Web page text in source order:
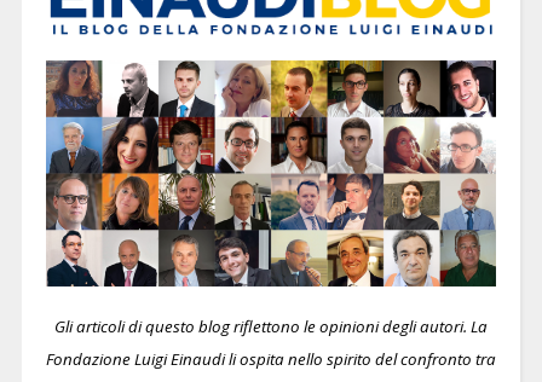
Gli articoli di questo blog riflettono le opinioni degli autori. La
Fondazione Luigi Einaudi li ospita nello spirito del confronto tra